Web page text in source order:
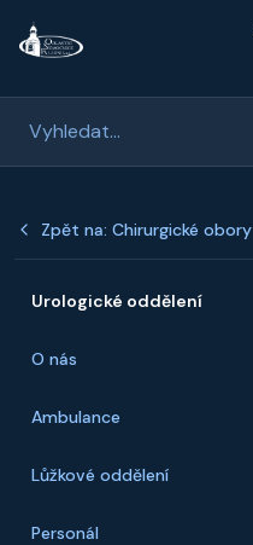
Zpět na: Chirurgické obory
Urologické oddělení
O nás
Ambulance
Lůžkové oddělení
Personál